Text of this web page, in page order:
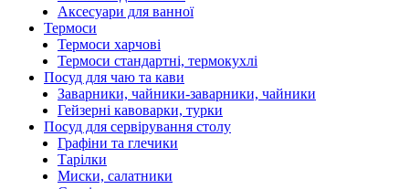
Аксесуари для ванної
Термоси
Термоси харчові
Термоси стандартні, термокухлі
Посуд для чаю та кави
Заварники, чайники-заварники, чайники
Гейзерні кавоварки, турки
Посуд для сервірування столу
Графіни та глечики
Тарілки
Миски, салатники